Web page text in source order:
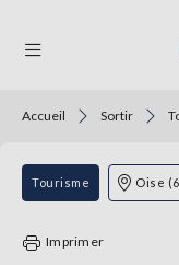
THÉMATIQUES
RÉGIONS
Accueil Sortir
Tourisme Oise
Imprimer